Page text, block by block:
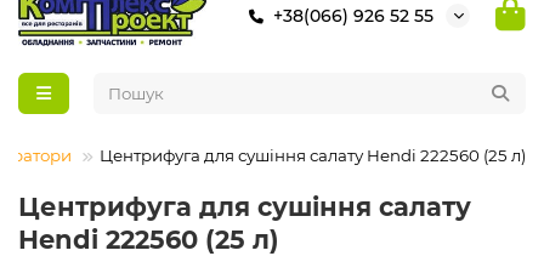
+38(066) 926 52 55
Центрифуга для сушіння салату Hendi 222560 (25 л)
Центрифуга для сушіння салату
Hendi 222560 (25 л)